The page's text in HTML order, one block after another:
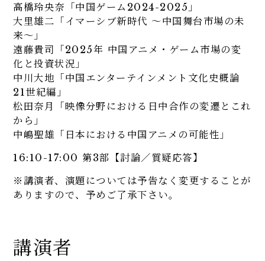
高橋玲央奈「中国ゲーム2024-2025」
大里雄二「イマーシブ新時代 ～中国舞台市場の未
来～」
遠藤貴司「2025年 中国アニメ・ゲーム市場の変
化と投資状況」
中川大地「中国エンターテインメント文化史概論
21世紀編」
松田奈月「映像分野における日中合作の変遷とこれ
から」
中嶋聖雄「日本における中国アニメの可能性」
16:10-17:00 第3部【討論／質疑応答】
※講演者、演題については予告なく変更することが
ありますので、予めご了承下さい。
講演者